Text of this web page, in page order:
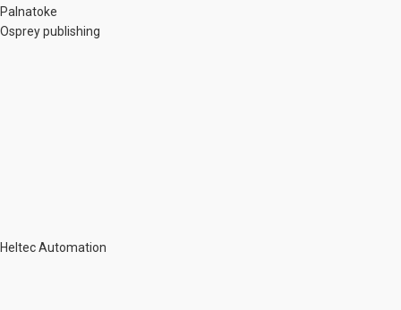
Palnatoke
Osprey publishing
Heltec Automation